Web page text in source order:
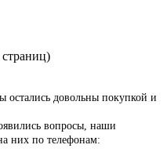
довольны покупкой и
вопросы, наши
них по телефонам: